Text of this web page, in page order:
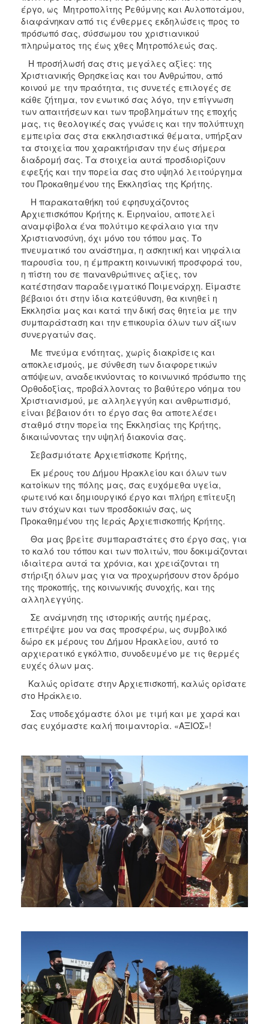
έργο, ως Μητροπολίτης Ρεθύμνης και Αυλοποτάμου,
διαφάνηκαν από τις ένθερμες εκδηλώσεις προς το
πρόσωπό σας, σύσσωμου του χριστιανικού
πληρώματος της έως χθες Μητροπόλεώς σας.
Η προσήλωσή σας στις μεγάλες αξίες: της
Χριστιανικής Θρησκείας και του Ανθρώπου, από
κοινού με την πραότητα, τις συνετές επιλογές σε
κάθε ζήτημα, τον ενωτικό σας λόγο, την επίγνωση
των απαιτήσεων και των προβλημάτων της εποχής
μας, τις θεολογικές σας γνώσεις και την πολύπτυχη
εμπειρία σας στα εκκλησιαστικά θέματα, υπήρξαν
τα στοιχεία που χαρακτήρισαν την έως σήμερα
διαδρομή σας. Τα στοιχεία αυτά προσδιορίζουν
εφεξής και την πορεία σας στο υψηλό λειτούργημα
του Προκαθημένου της Εκκλησίας της Κρήτης.
Η παρακαταθήκη τού εφησυχάζοντος
Αρχιεπισκόπου Κρήτης κ. Ειρηναίου, αποτελεί
αναμφίβολα ένα πολύτιμο κεφάλαιο για την
Χριστιανοσύνη, όχι μόνο του τόπου μας. Το
πνευματικό του ανάστημα, η ασκητική και νηφάλια
παρουσία του, η έμπρακτη κοινωνική προσφορά του,
η πίστη του σε πανανθρώπινες αξίες, τον
κατέστησαν παραδειγματικό Ποιμενάρχη. Είμαστε
βέβαιοι ότι στην ίδια κατεύθυνση, θα κινηθεί η
Εκκλησία μας και κατά την δική σας θητεία με την
συμπαράσταση και την επικουρία όλων των άξιων
συνεργατών σας.
Με πνεύμα ενότητας, χωρίς διακρίσεις και
αποκλεισμούς, με σύνθεση των διαφορετικών
απόψεων, αναδεικνύοντας το κοινωνικό πρόσωπο της
Ορθοδοξίας, προβάλλοντας το βαθύτερο νόημα του
Χριστιανισμού, με αλληλεγγύη και ανθρωπισμό,
είναι βέβαιον ότι το έργο σας θα αποτελέσει
σταθμό στην πορεία της Εκκλησίας της Κρήτης,
δικαιώνοντας την υψηλή διακονία σας.
Σεβασμιότατε Αρχιεπίσκοπε Κρήτης,
Εκ μέρους του Δήμου Ηρακλείου και όλων των
κατοίκων της πόλης μας, σας ευχόμεθα υγεία,
φωτεινό και δημιουργικό έργο και πλήρη επίτευξη
των στόχων και των προσδοκιών σας, ως
Προκαθημένου της Ιεράς Αρχιεπισκοπής Κρήτης.
Θα μας βρείτε συμπαραστάτες στο έργο σας, για
το καλό του τόπου και των πολιτών, που δοκιμάζονται
ιδιαίτερα αυτά τα χρόνια, και χρειάζονται τη
στήριξη όλων μας για να προχωρήσουν στον δρόμο
της προκοπής, της κοινωνικής συνοχής, και της
αλληλεγγύης.
Σε ανάμνηση της ιστορικής αυτής ημέρας,
επιτρέψτε μου να σας προσφέρω, ως συμβολικό
δώρο εκ μέρους του Δήμου Ηρακλείου, αυτό το
αρχιερατικό εγκόλπιο, συνοδευμένο με τις θερμές
ευχές όλων μας.
Καλώς ορίσατε στην Αρχιεπισκοπή, καλώς ορίσατε
στο Ηράκλειο.
Σας υποδεχόμαστε όλοι με τιμή και με χαρά και
σας ευχόμαστε καλή ποιμαντορία. «ΑΞΙΟΣ»!